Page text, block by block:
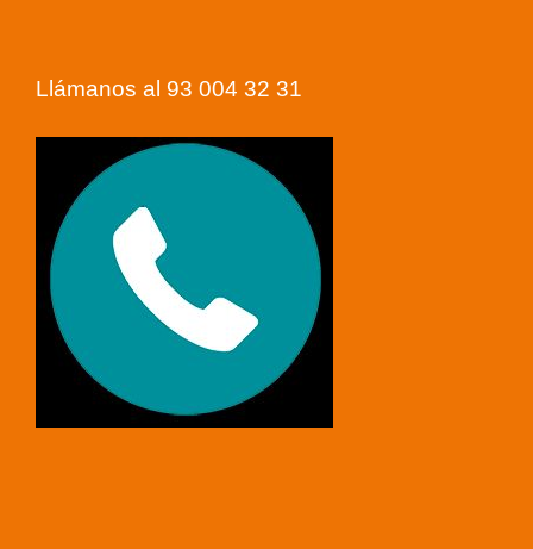
Llámanos al 93 004 32 31